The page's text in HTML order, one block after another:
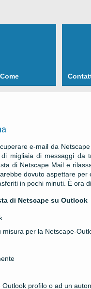
Come
e-mail da
migliaia di messaggi da
di Netscape Mail e
dovuto aspettare
in pochi minuti. È ora
di Netscape su Outlook
misura per la Netscape-
Outlookprofilo o ad un